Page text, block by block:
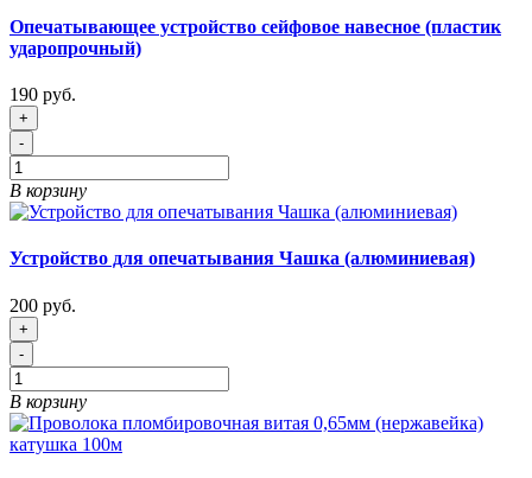
Опечатывающее устройство сейфовое навесное (пластик
ударопрочный)
190 руб.
+
-
В корзину
Устройство для опечатывания Чашка (алюминиевая)
200 руб.
+
-
В корзину